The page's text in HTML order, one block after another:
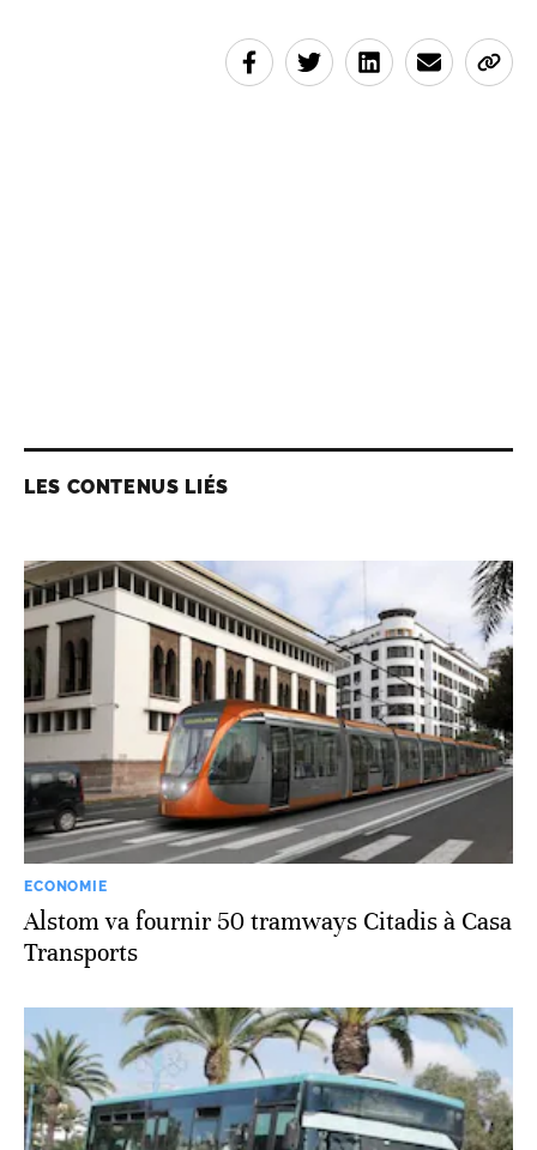
LES CONTENUS LIÉS
ECONOMIE
Alstom va fournir 50 tramways Citadis à Casa
Transports